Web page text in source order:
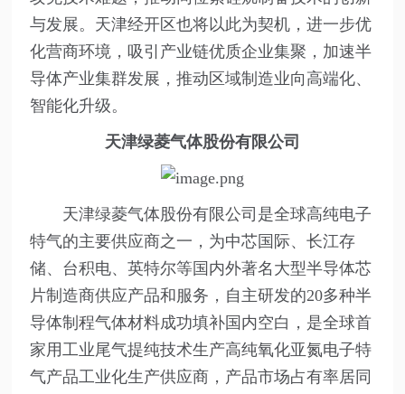
与发展。天津经开区也将以此为契机，进一步优
化营商环境，吸引产业链优质企业集聚，加速半
导体产业集群发展，推动区域制造业向高端化、
智能化升级。
天津绿菱气体股份有限公司
天津绿菱气体股份有限公司是全球高纯电子
特气的主要供应商之一，为中芯国际、长江存
储、台积电、英特尔等国内外著名大型半导体芯
片制造商供应产品和服务，自主研发的20多种半
导体制程气体材料成功填补国内空白，是全球首
家用工业尾气提纯技术生产高纯氧化亚氮电子特
气产品工业化生产供应商，产品市场占有率居同